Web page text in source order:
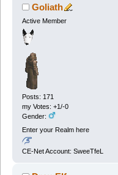
Goliath
Active Member
Posts: 171
my Votes: +1/-0
Gender:
Enter your Realm here
CE-Net Account: SweeTfeL